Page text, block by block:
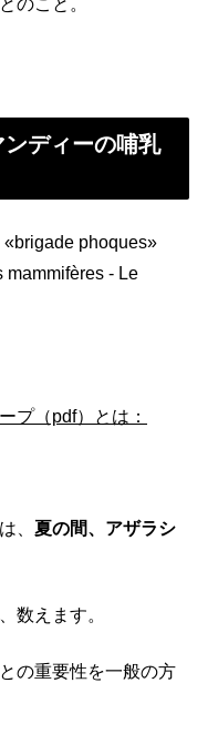
のこと。
ディーの哺乳
プ（pdf）とは：
、 夏の間、アザラシ
数えます。
の重要性を一般の方